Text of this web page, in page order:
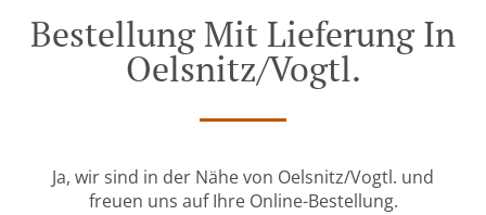
Bestellung Mit Lieferung In
Oelsnitz/Vogtl.
Ja, wir sind in der Nähe von Oelsnitz/Vogtl. und
freuen uns auf Ihre Online-Bestellung.